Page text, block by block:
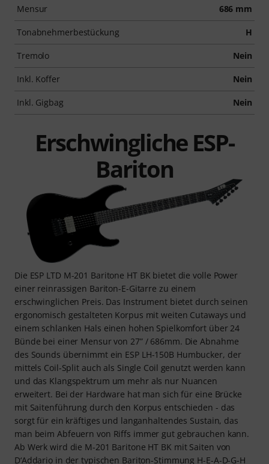
Mensur 686 mm
Tonabnehmerbestückung H
Tremolo Nein
Inkl. Koffer Nein
Inkl. Gigbag Nein
Erschwingliche ESP-
Bariton
Die ESP LTD M-201 Baritone HT BK bietet die volle Power
einer reinrassigen Bariton-E-Gitarre zu einem
erschwinglichen Preis. Das Instrument bietet durch seinen
ergonomisch gestalteten Korpus mit weiten Cutaways und
einem schlanken Hals einen hohen Spielkomfort über 24
Bünde bei einer Mensur von 27” / 686mm. Die Abnahme
des Sounds übernimmt ein ESP LH-150B Humbucker, der
mittels Coil-Split auch als Single Coil genutzt werden kann
und das Klangspektrum um mehr als nur Nuancen
erweitert. Bei der Hardware hat man sich für eine Brücke
mit Saitenführung durch den Korpus entschieden - das
sorgt für ein kräftiges und langanhaltendes Sustain, das
man beim Abfeuern von Riffs immer gut gebrauchen kann.
Ab Werk wird die M-201 Baritone HT BK mit Saiten von
D‘Addario in der typischen Bariton-Stimmung H-E-A-D-G-H